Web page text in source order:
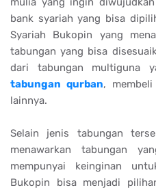
bank syariah yang bisa
Syariah Bukopin yang
tabungan yang bisa
dari tabungan multiguna
tabungan qurban,
lainnya.
Selain jenis tabungan
menawarkan tabungan
mempunyai keinginan
Bukopin bisa menjadi